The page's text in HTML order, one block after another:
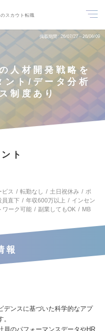
スカウト転職
掲載期間 26/07/27～26/08/09
人材開発戦略を
ント/データ分析
制度あり
ト
ビス 転勤なし 土日祝休み
ポ
員直下 年収600万以上
インセン
ワーク可能 副業してもOK
MB
報
デンスに基づいた科学的なアプ
員のパフォーマンスデータやHR